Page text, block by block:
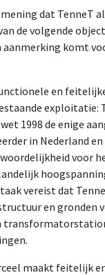
dat TenneT
de volgende
komt
en
exploitatie:
1998 de enige
in Nederland
voor
vereist dat
en gronden
maakt feitelijk